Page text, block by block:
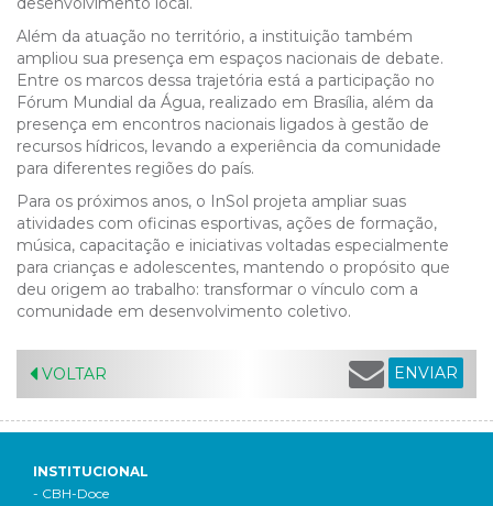
Além da atuação no território, a instituição também
ampliou sua presença em espaços nacionais de debate.
Entre os marcos dessa trajetória está a participação no
Fórum Mundial da Água, realizado em Brasília, além da
presença em encontros nacionais ligados à gestão de
recursos hídricos, levando a experiência da comunidade
para diferentes regiões do país.
Para os próximos anos, o InSol projeta ampliar suas
atividades com oficinas esportivas, ações de formação,
música, capacitação e iniciativas voltadas especialmente
para crianças e adolescentes, mantendo o propósito que
deu origem ao trabalho: transformar o vínculo com a
comunidade em desenvolvimento coletivo.
VOLTAR ENVIAR
INSTITUCIONAL
- CBH-Doce